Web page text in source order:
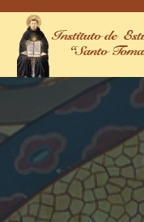
(123) 456-789-1230